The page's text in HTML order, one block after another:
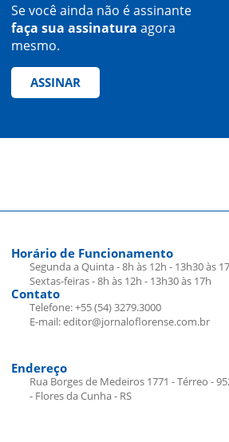
Se você ainda não é assinante
faça sua assinatura agora
mesmo.
ASSINAR
Horário de Funcionamento
Segunda a Quinta - 8h às 12h - 13h30 às
Sextas-feiras - 8h às 12h - 13h30 às 17h
Contato
Telefone: +55 (54) 3279.3000
E-mail: editor@jornaloflorense.com.br
Endereço
Rua Borges de Medeiros 1771 - Térreo -
- Flores da Cunha - RS